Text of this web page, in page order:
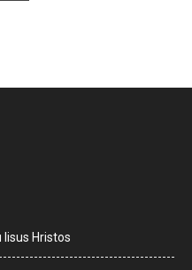
Iisus Hristos